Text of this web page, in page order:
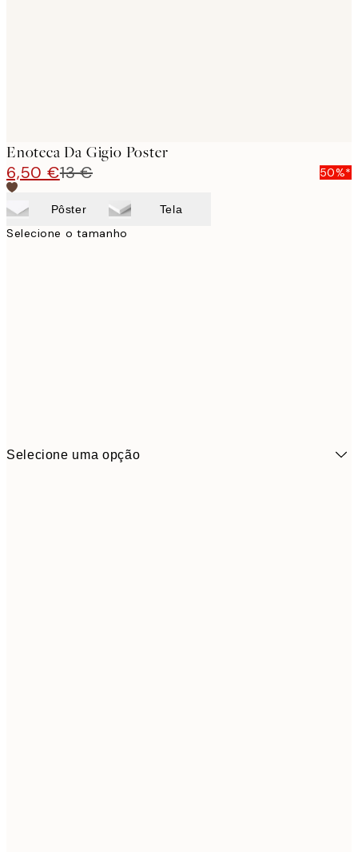
Enoteca Da Gigio Poster
6,50 €13 € 50%*
Pôster Tela
Selecione o tamanho
Selecione uma opção